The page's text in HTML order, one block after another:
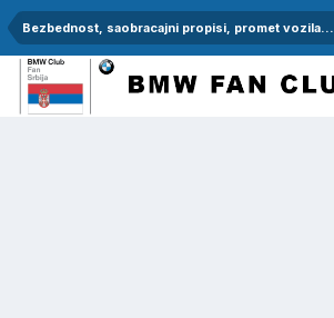
Bezbednost, saobracajni propisi, promet vozila...